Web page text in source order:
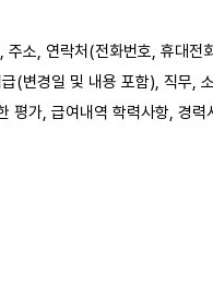
소, 연락처(전화번호, 휴대전
(변경일 및 내용 포함), 직무,
평가, 급여내역 학력사항, 경